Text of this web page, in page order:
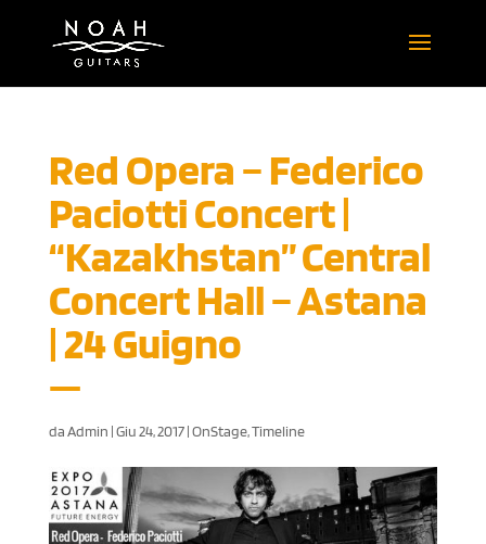
Red Opera – Federico
Paciotti Concert |
“Kazakhstan” Central
Concert Hall – Astana
| 24 Guigno
daAdmin |Giu 24, 2017|OnStage,Timeline